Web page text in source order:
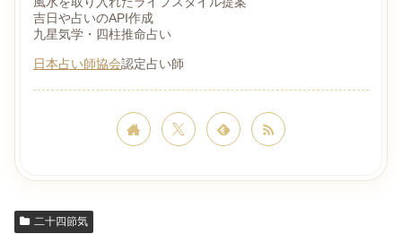
吉日や占いのAPI作成
九星気学・四柱推命占い
日本占い師協会認定占い師
二十四節気